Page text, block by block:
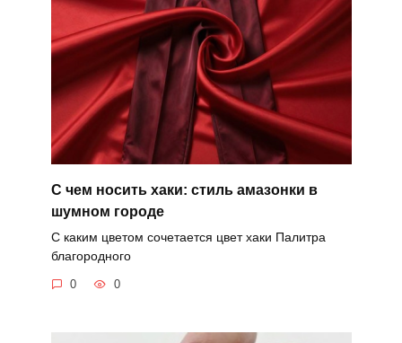
С чем носить хаки: стиль амазонки в
шумном городе
С каким цветом сочетается цвет хаки Палитра
благородного
0 0